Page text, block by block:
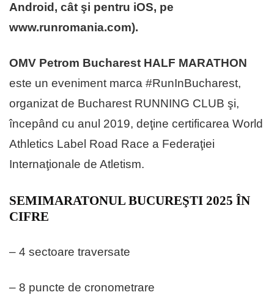
Android, cât şi pentru iOS, pe
www.runromania.com).
OMV Petrom Bucharest HALF MARATHON
este un eveniment marca #RunInBucharest,
organizat de Bucharest RUNNING CLUB şi,
începând cu anul 2019, deţine certificarea World
Athletics Label Road Race a Federaţiei
Internaţionale de Atletism.
SEMIMARATONUL BUCUREŞTI 2025 ÎN
CIFRE
– 4 sectoare traversate
– 8 puncte de cronometrare